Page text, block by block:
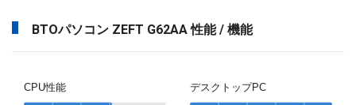
BTOパソコン ZEFT G62AA 性能 / 機能
CPU性能 デスクトップPC